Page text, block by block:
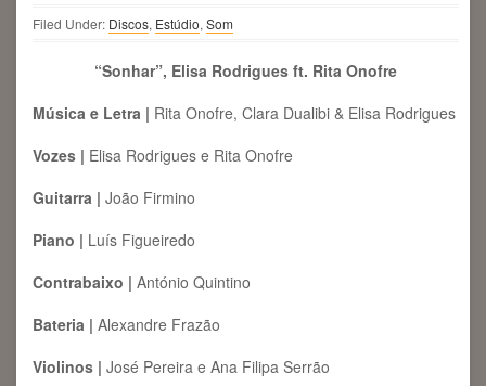
Filed Under: Discos, Estúdio, Som
“Sonhar”, Elisa Rodrigues ft. Rita Onofre
Música e Letra | Rita Onofre, Clara Dualibi & Elisa Rodrigues
Vozes | Elisa Rodrigues e Rita Onofre
Guitarra | João Firmino
Piano | Luís Figueiredo
Contrabaixo | António Quintino
Bateria | Alexandre Frazão
Violinos | José Pereira e Ana Filipa Serrão